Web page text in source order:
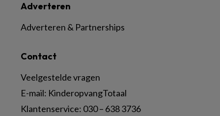
Contact
Veelgestelde vragen
E-mail: KinderopvangTotaal
Klantenservice: 030 – 638 3736
Adverteren
Adverteren & Partnerships